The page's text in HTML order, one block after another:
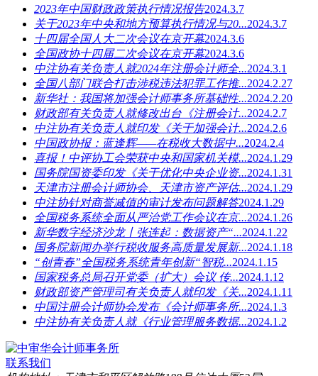
2023年中国财政政策执行情况报告2024.3.7
关于2023年中央和地方预算执行情况与20...2024.3.7
十四届全国人大二次会议在京开幕2024.3.6
全国政协十四届二次会议在京开幕2024.3.6
中注协有关负责人就2024年注册会计师全...2024.3.1
全国八部门联合打击涉税违法犯罪工作推...2024.2.27
新华社：我国将加强会计师事务所基础性...2024.2.20
财政部有关负责人就修改出台《注册会计...2024.2.7
中注协有关负责人就印发《关于加强会计...2024.2.6
中国政协报：蓝逢辉——在税收大数据中...2024.2.4
喜报！中评协工会荣获中央和国家机关模...2024.1.29
国务院国资委印发《关于优化中央企业资...2024.1.31
天津市注册会计师协会、天津市资产评估...2024.1.29
中注协针对商誉减值的审计发布问题解答2024.1.29
全国税务系统全面从严治党工作会议在京...2024.1.26
新华数字经济沙龙丨张连起：数据资产“...2024.1.22
国务院新闻办举行税收服务高质量发展新...2024.1.18
“创青春”全国税务系统青年创新“智税...2024.1.15
国家税务总局召开党委（扩大）会议 传...2024.1.12
财政部资产管理司有关负责人就印发《关...2024.1.11
中国注册会计师协会发布《会计师事务所...2024.1.3
中注协有关负责人就《行业管理服务数据...2024.1.2
联系我们